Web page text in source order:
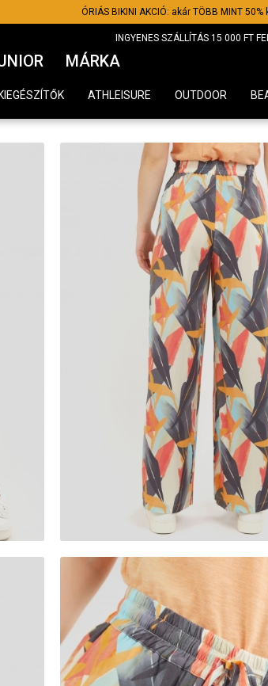
ÓRIÁS BIKINI AKCIÓ: akár TÖBB MINT
INGYENES SZÁLLÍTÁS 15 000 FT
MÁRKA
ATHLEISURE OUTDOOR